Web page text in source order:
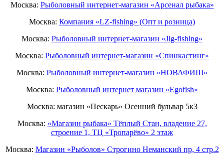
Москва: Рыболовный интернет-магазин «Арсенал рыбака»
Москва: Компания «LZ-fishing» (Опт и розница)
Москва: Рыболовный интернет-магазин «Jig-fishing»
Москва: Рыболовный интернет-магазин «Спинкастинг»
Москва: Рыболовный интернет-магазин «НОВАФИШ»
Москва: Рыболовный интернет магазин «Egofish»
Москва: магазин «Пескарь» Осенний бульвар 5к3
Москва: «Магазин рыбака» Тёплый Стан, владение 27,
строение 1, ТЦ «Тропарёво» 2 этаж
Москва: Магазин «Рыболов» Строгино Неманский пр, 4 стр.2